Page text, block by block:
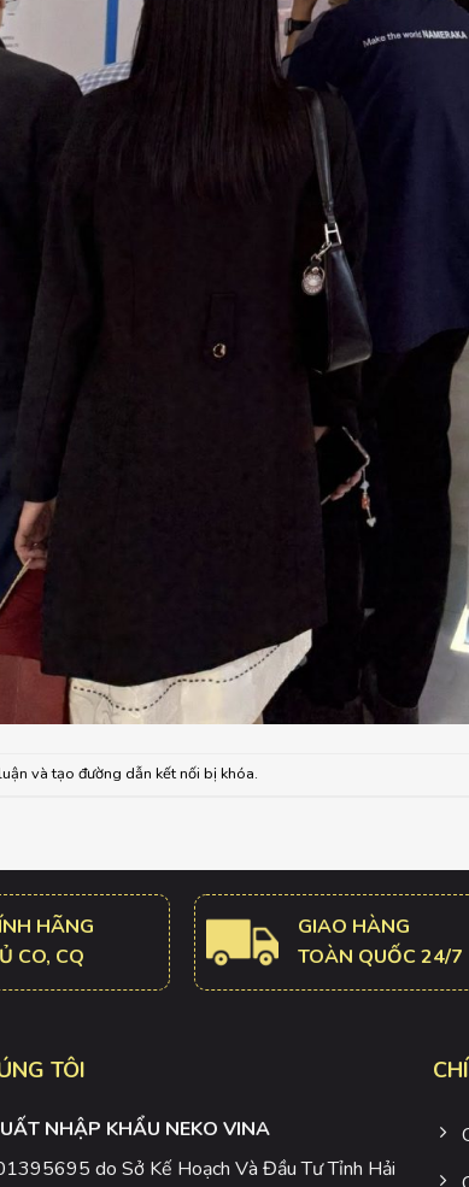
và tạo đường dẫn kết nối bị khóa.
HÃNG
CO, CQ
GIAO HÀNG
TOÀN QUỐC 24/7
TÔI
NHẬP KHẨU NEKO VINA
do Sở Kế Hoạch Và Đầu Tư Tỉnh Hải